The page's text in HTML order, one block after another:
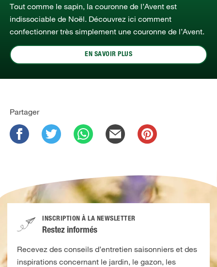
Tout comme le sapin, la couronne de l’Avent est
indissociable de Noël. Découvrez ici comment
confectionner très simplement une couronne de l’Avent.
EN SAVOIR PLUS
Partager
INSCRIPTION À LA NEWSLETTER
Restez informés
Recevez des conseils d’entretien saisonniers et des
inspirations concernant le jardin, le gazon, les